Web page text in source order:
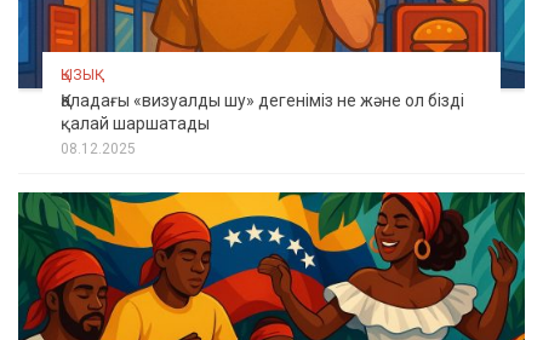
ҚЫЗЫҚ
Қаладағы «визуалды шу» дегеніміз не және ол бізді
қалай шаршатады
08.12.2025